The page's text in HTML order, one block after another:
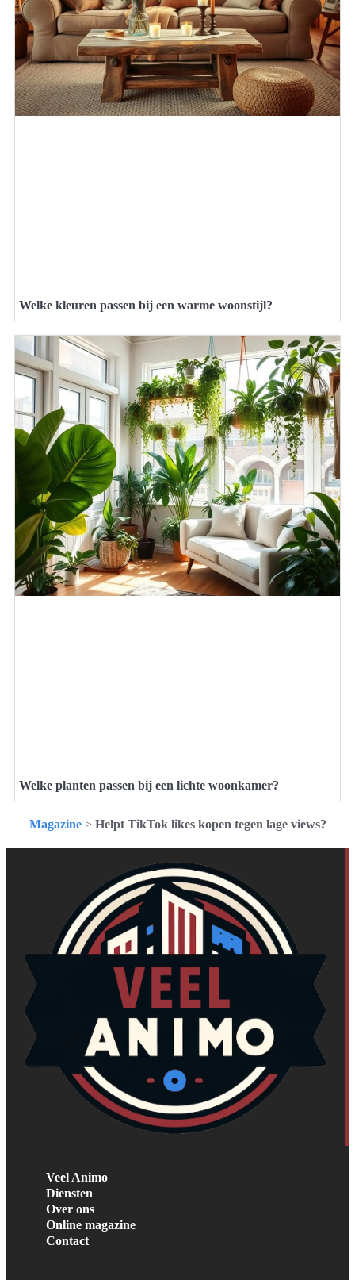
Welke kleuren passen bij een warme woonstijl?
Welke planten passen bij een lichte woonkamer?
Magazine> Helpt TikTok likes kopen tegen lage views?
Veel Animo
Diensten
Over ons
Online magazine
Contact